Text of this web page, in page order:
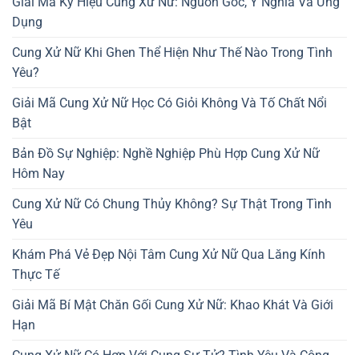
Dụng
Cung Xử Nữ Khi Ghen Thể Hiện Như Thế Nào Trong Tình
Yêu?
Giải Mã Cung Xử Nữ Học Có Giỏi Không Và Tố Chất Nổi
Bật
Bản Đồ Sự Nghiệp: Nghề Nghiệp Phù Hợp Cung Xử Nữ
Hôm Nay
Cung Xử Nữ Có Chung Thủy Không? Sự Thật Trong Tình
Yêu
Khám Phá Vẻ Đẹp Nội Tâm Cung Xử Nữ Qua Lăng Kính
Thực Tế
Giải Mã Bí Mật Chăn Gối Cung Xử Nữ: Khao Khát Và Giới
Hạn